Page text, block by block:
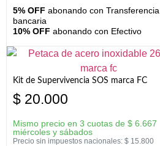
5% OFF abonando con Transferencia
bancaria
10% OFF abonando con Efectivo
Kit de Supervivencia SOS marca FC
$ 20.000
Mismo precio en 3 cuotas de $ 6.667
miércoles y sábados
Precio sin impuestos nacionales: $ 15.800